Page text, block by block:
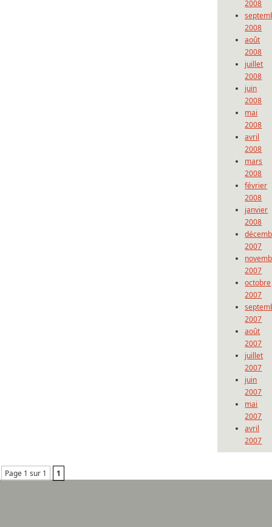
2008
2008
août
2008
juillet
2008
juin
2008
mai
2008
avril
2008
mars
2008
février
2008
janvier
2008
2007
2007
octobre
2007
2007
août
2007
juillet
2007
juin
2007
mai
2007
avril
2007
Page 1 sur 1 1